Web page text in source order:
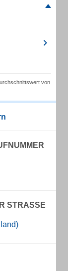
von
STRASSE